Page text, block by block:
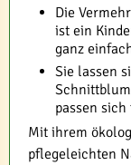
Die
ist ein
ganz
Sie lassen
passen
Mit ihrem
pflegeleichten